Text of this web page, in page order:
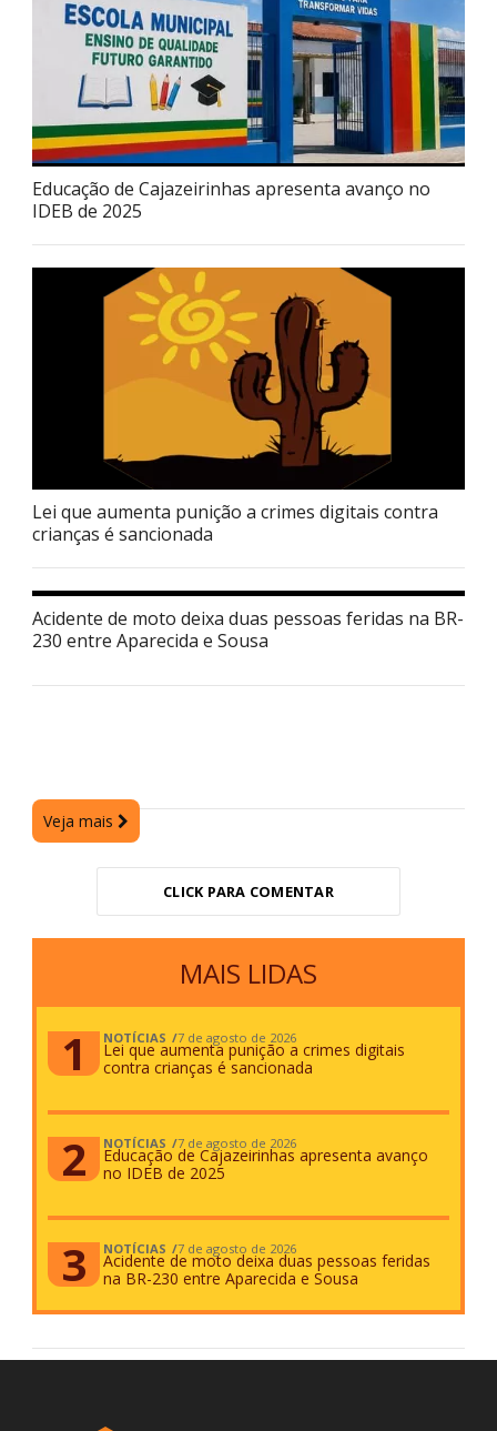
Educação de Cajazeirinhas apresenta avanço no
IDEB de 2025
Lei que aumenta punição a crimes digitais contra
crianças é sancionada
Acidente de moto deixa duas pessoas feridas na BR-
230 entre Aparecida e Sousa
Veja mais
CLICK PARA COMENTAR
MAIS LIDAS
NOTÍCIAS 7 de agosto de 2026
Lei que aumenta punição a crimes digitais
contra crianças é sancionada
NOTÍCIAS 7 de agosto de 2026
Educação de Cajazeirinhas apresenta avanço
no IDEB de 2025
NOTÍCIAS 7 de agosto de 2026
Acidente de moto deixa duas pessoas feridas
na BR-230 entre Aparecida e Sousa